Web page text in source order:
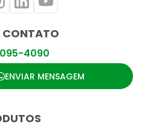
CONTATO
4090
ENVIAR MENSAGEM